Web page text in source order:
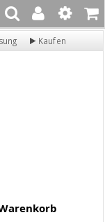
Kaufen